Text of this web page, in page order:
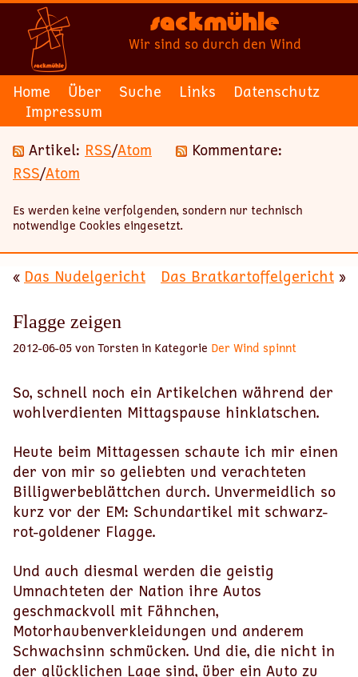
Sackmühle
Wir sind so durch den Wind
Home Über Suche Links
Datenschutz
Impressum
Artikel: RSS/Atom
Kommentare:
RSS/Atom
Es werden keine verfolgenden, sondern nur technisch
notwendige Cookies eingesetzt.
« Das Nudelgericht Das Bratkartoffelgericht »
Flagge zeigen
2012-06-05 von Torsten in Kategorie Der Wind spinnt
So, schnell noch ein Artikelchen während der
wohlverdienten Mittagspause hinklatschen.
Heute beim Mittagessen schaute ich mir einen
der von mir so geliebten und verachteten
Billigwerbeblättchen durch. Unvermeidlich so
kurz vor der EM: Schundartikel mit schwarz-
rot-goldener Flagge.
Und auch diesmal werden die geistig
Umnachteten der Nation ihre Autos
geschmackvoll mit Fähnchen,
Motorhaubenverkleidungen und anderem
Schwachsinn schmücken. Und die, die nicht in
der glücklichen Lage sind, über ein Auto zu